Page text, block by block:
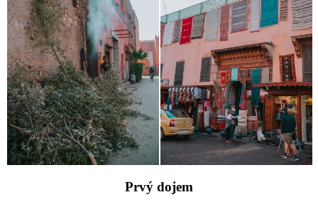
Prvý dojem